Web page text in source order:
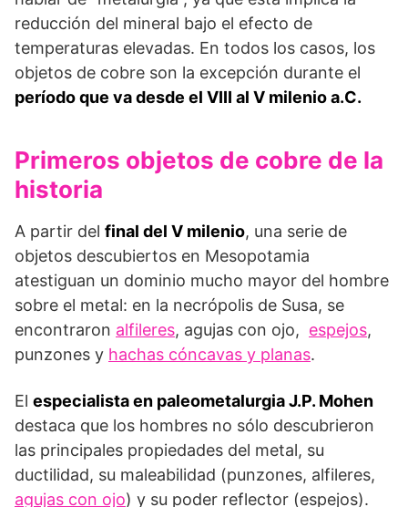
reducción del mineral bajo el efecto de
temperaturas elevadas. En todos los casos, los
objetos de cobre son la excepción durante el
período que va desde el VIII al V milenio a.C.
Primeros objetos de cobre de la
historia
A partir del final del V milenio, una serie de
objetos descubiertos en Mesopotamia
atestiguan un dominio mucho mayor del hombre
sobre el metal: en la necrópolis de Susa, se
encontraron alfileres, agujas con ojo, espejos,
punzones y hachas cóncavas y planas.
El especialista en paleometalurgia J.P. Mohen
destaca que los hombres no sólo descubrieron
las principales propiedades del metal, su
ductilidad, su maleabilidad (punzones, alfileres,
agujas con ojo) y su poder reflector (espejos).